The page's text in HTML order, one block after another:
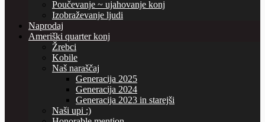
Poučevanje ~ ujahovanje konj
Izobraževanje ljudi
Naprodaj
Ameriški quarter konj
Žrebci
Kobile
Naš naraščaj
Generacija 2025
Generacija 2024
Generacija 2023 in starejši
Naši upi :)